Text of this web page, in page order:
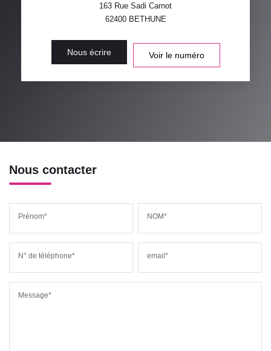
163 Rue Sadi Carnot
62400 BETHUNE
Nous écrire Voir le numéro
Nous contacter
Prénom* NOM*
N° de téléphone* email*
Message*